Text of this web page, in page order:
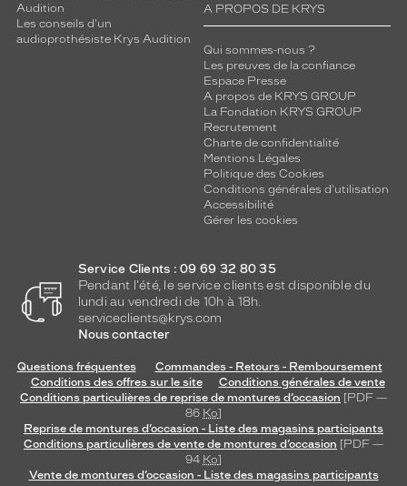
Audition
Les conseils d'un
audioprothésiste Krys Audition
A PROPOS DE KRYS
Qui sommes-nous ?
Les preuves de la confiance
Espace Presse
A propos de KRYS GROUP
La Fondation KRYS GROUP
Recrutement
Charte de confidentialité
Mentions Légales
Politique des Cookies
Conditions générales d'utilisation
Accessibilité
Gérer les cookies
Service Clients : 09 69 32 80 35
Pendant l'été, le service clients est disponible du
lundi au vendredi de 10h à 18h.
serviceclients@krys.com
Nous contacter
Questions fréquentes
Commandes - Retours - Remboursement
Conditions des offres sur le site
Conditions générales de vente
Conditions particulières de reprise de montures d’occasion [PDF —
86 Ko]
Reprise de montures d’occasion - Liste des magasins participants
Conditions particulières de vente de montures d’occasion [PDF —
94 Ko]
Vente de montures d’occasion - Liste des magasins participants